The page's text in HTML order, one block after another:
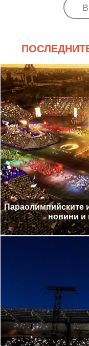
Параолимпийските
новини и